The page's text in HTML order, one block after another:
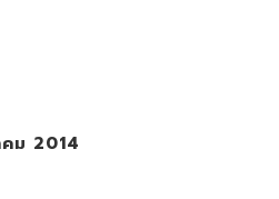
ม 2014